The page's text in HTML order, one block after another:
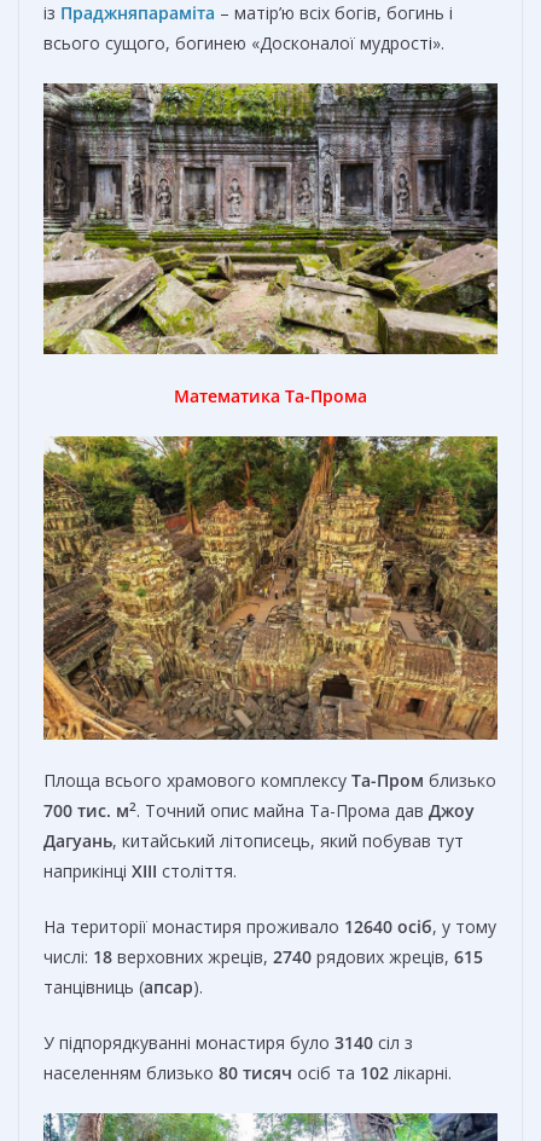
із Праджняпараміта – матір’ю всіх богів, богинь і
всього сущого, богинею «Досконалої мудрості».
Математика Та-Прома
Площа всього храмового комплексу Та-Пром близько
700 тис. м2. Точний опис майна Та-Прома дав Джоу
Дагуань, китайський літописець, який побував тут
наприкінці XIII століття.
На території монастиря проживало 12640 осіб, у тому
числі: 18 верховних жреців, 2740 рядових жреців, 615
танцівниць (апсар).
У підпорядкуванні монастиря було 3140 сіл з
населенням близько 80 тисяч осіб та 102 лікарні.